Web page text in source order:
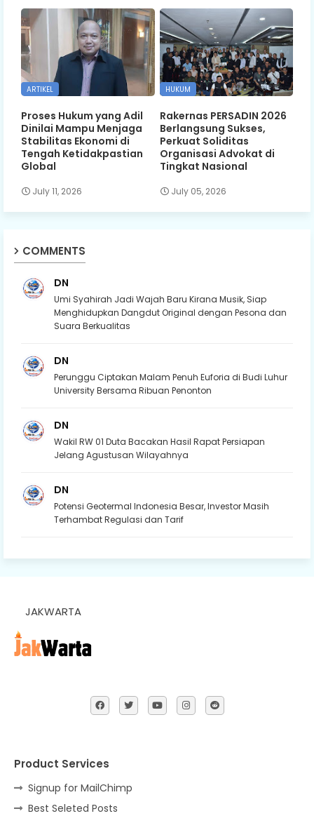
ARTIKEL
Proses Hukum yang Adil
Dinilai Mampu Menjaga
Stabilitas Ekonomi di
Tengah Ketidakpastian
Global
July 11, 2026
HUKUM
Rakernas PERSADIN 2026
Berlangsung Sukses,
Perkuat Soliditas
Organisasi Advokat di
Tingkat Nasional
July 05, 2026
COMMENTS
DN
Umi Syahirah Jadi Wajah Baru Kirana Musik, Siap
Menghidupkan Dangdut Original dengan Pesona dan
Suara Berkualitas
DN
Perunggu Ciptakan Malam Penuh Euforia di Budi Luhur
University Bersama Ribuan Penonton
DN
Wakil RW 01 Duta Bacakan Hasil Rapat Persiapan
Jelang Agustusan Wilayahnya
DN
Potensi Geotermal Indonesia Besar, Investor Masih
Terhambat Regulasi dan Tarif
JAKWARTA
Product Services
Signup for MailChimp
Best Seleted Posts